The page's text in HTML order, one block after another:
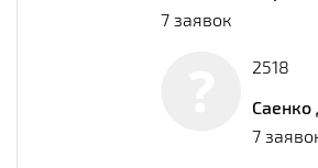
7 заявок
2518
Саенко
7